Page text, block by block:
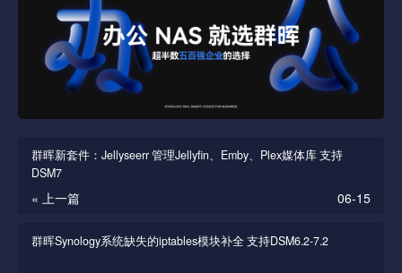
群晖新套件：Jellyseerr 管理Jellyfin、Emby、Plex媒体库 支持
DSM7
« 上一篇 06-15
群晖Synology系统缺失的iptables模块补全 支持DSM6.2-7.2